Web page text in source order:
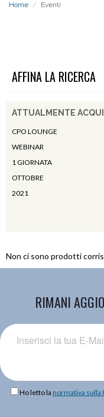
Home / Eventi
AFFINA LA RICERCA
ATTUALMENTE
CPO LOUNGE
WEBINAR
1 GIORNATA
OTTOBRE
2021
Non ci sono prodotti
RIMANI
Ho letto la normativa sulla